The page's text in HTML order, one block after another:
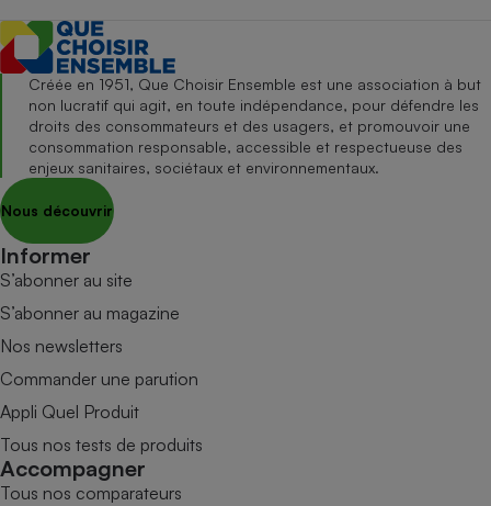
Créée en 1951, Que Choisir Ensemble est une association à but
non lucratif qui agit, en toute indépendance, pour défendre les
droits des consommateurs et des usagers, et promouvoir une
consommation responsable, accessible et respectueuse des
enjeux sanitaires, sociétaux et environnementaux.
Nous découvrir
Informer
S’abonner au site
S’abonner au magazine
Nos newsletters
Commander une parution
Appli Quel Produit
Tous nos tests de produits
Accompagner
Tous nos comparateurs